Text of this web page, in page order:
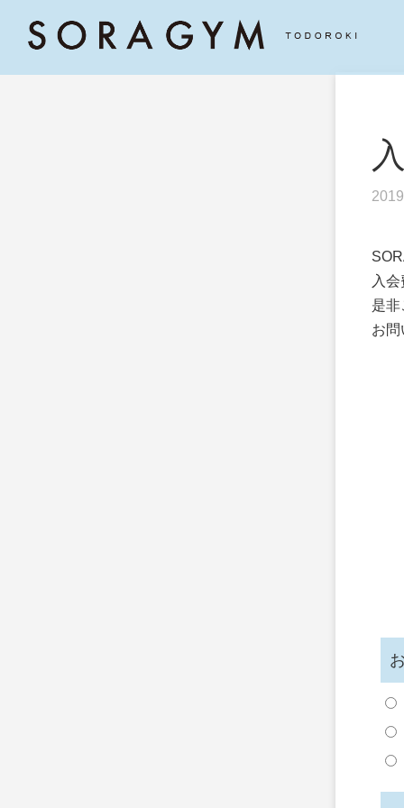
入
是
お問